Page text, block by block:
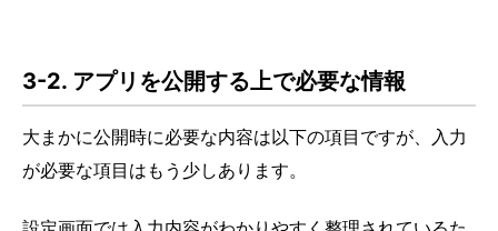
3-2. アプリを公開する上で必要な情報
大まかに公開時に必要な内容は以下の項目ですが、入力
が必要な項目はもう少しあります。